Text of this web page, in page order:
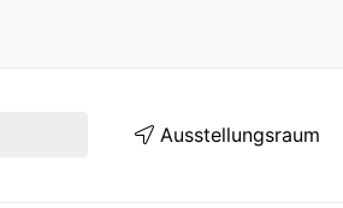
Ausstellungsraum